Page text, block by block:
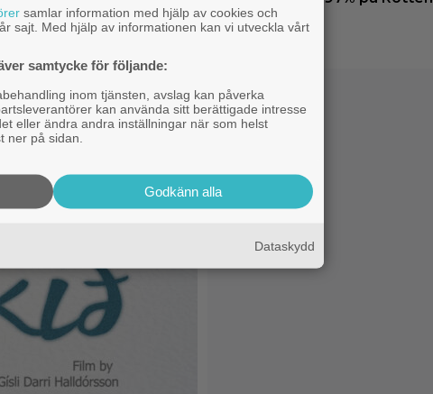
Tomatoes
samlar information med hjälp av cookies och
sajt. Med hjälp av informationen kan vi utveckla vårt
samtycke för följande:
inom tjänsten, avslag kan påverka
kan använda sitt berättigade intresse
eller ändra andra inställningar när som helst
ner på sidan.
Godkänn alla
Dataskydd